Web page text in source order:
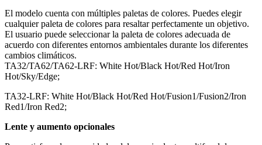
El modelo cuenta con múltiples paletas de colores. Puedes elegir
cualquier paleta de colores para resaltar perfectamente un objetivo.
El usuario puede seleccionar la paleta de colores adecuada de
acuerdo con diferentes entornos ambientales durante los diferentes
cambios climáticos.
TA32/TA62/TA62-LRF: White Hot/Black Hot/Red Hot/Iron
Hot/Sky/Edge;
TA32-LRF: White Hot/Black Hot/Red Hot/Fusion1/Fusion2/Iron
Red1/Iron Red2;
Lente y aumento opcionales